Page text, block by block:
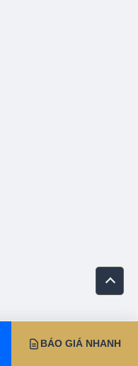
BÁO GIÁ NHANH